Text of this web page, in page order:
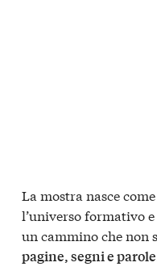
La mostra nasce
l’universo formativo
un cammino che non
pagine, segni e parole